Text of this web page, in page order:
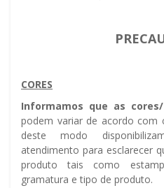
CORES
Informamos que as
podem variar de acordo com
deste modo
atendimento para esclarecer
produto tais como
gramatura e tipo de produto.